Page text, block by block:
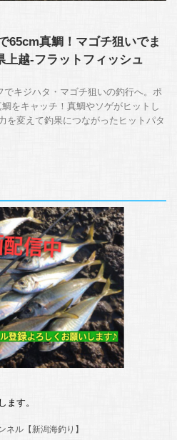
65cm真鯛！マゴチ狙いでま
上越-フラットフィッシュ
キジハタ・マゴチ狙いの釣行へ。ポ
をキャッチ！真鯛やソゲがヒットし
を変えて釣果につながったヒットパタ
ます。